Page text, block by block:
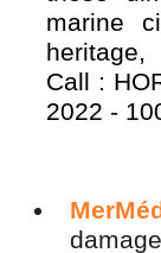
marine
Call :
2022 -